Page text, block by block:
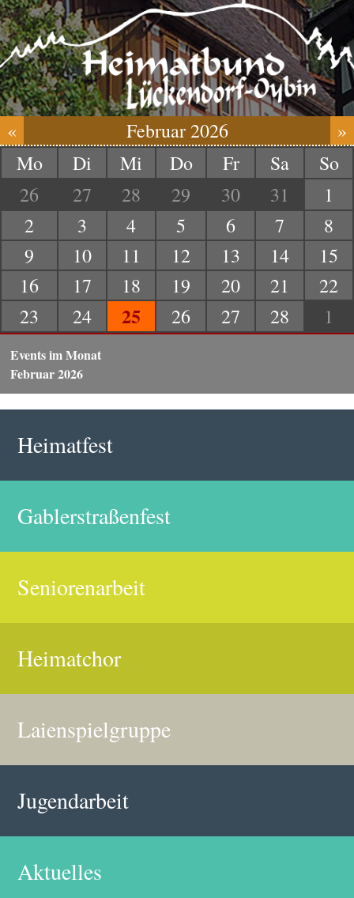
« Februar 2026
»
Mo
Di Mi Do Fr Sa
So
26
27 28 29 30 31
1
2
3 4 5 6 7
8
9
10 11 12 13 14
15
16
17 18 19 20 21
22
23
24 25 26 27 28 1
Events im Monat
Februar 2026
Heimatfest
Gablerstraßenfest
Seniorenarbeit
Heimatchor
Laienspielgruppe
Jugendarbeit
Aktuelles